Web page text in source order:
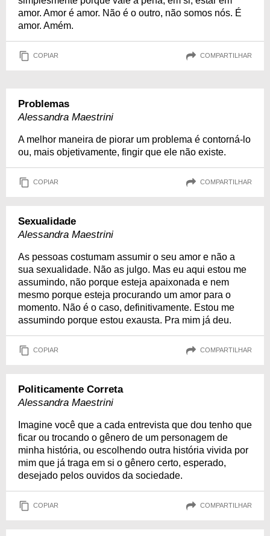
amor. Amor é amor. Não é o outro, não somos nós. É
amor. Amém.
COPIAR COMPARTILHAR
Problemas
Alessandra Maestrini
A melhor maneira de piorar um problema é contorná-lo
ou, mais objetivamente, fingir que ele não existe.
COPIAR COMPARTILHAR
Sexualidade
Alessandra Maestrini
As pessoas costumam assumir o seu amor e não a
sua sexualidade. Não as julgo. Mas eu aqui estou me
assumindo, não porque esteja apaixonada e nem
mesmo porque esteja procurando um amor para o
momento. Não é o caso, definitivamente. Estou me
assumindo porque estou exausta. Pra mim já deu.
COPIAR COMPARTILHAR
Politicamente Correta
Alessandra Maestrini
Imagine você que a cada entrevista que dou tenho que
ficar ou trocando o gênero de um personagem de
minha história, ou escolhendo outra história vivida por
mim que já traga em si o gênero certo, esperado,
desejado pelos ouvidos da sociedade.
COPIAR COMPARTILHAR